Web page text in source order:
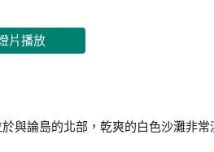
片播放
與論島的北部，乾爽的白色沙灘非常